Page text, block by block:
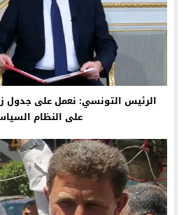
الرئيس التونسي: نعمل على جدول
على النظام